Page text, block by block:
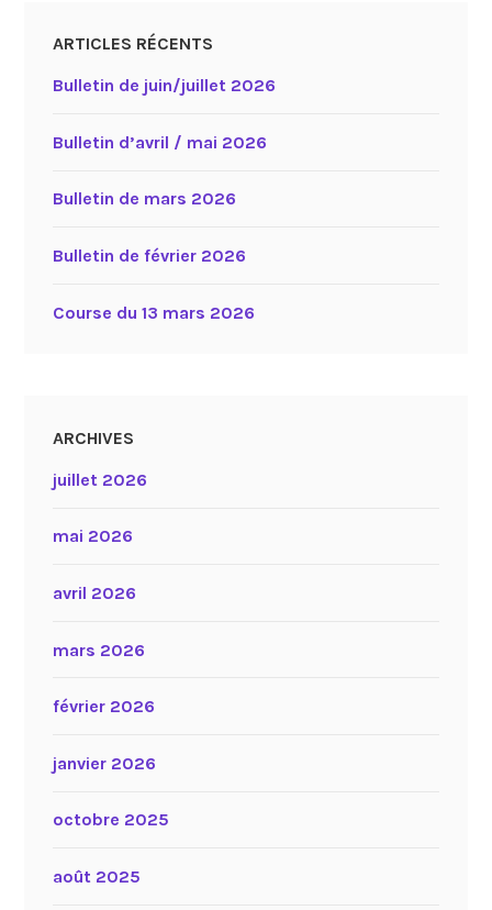
ARTICLES RÉCENTS
Bulletin de juin/juillet 2026
Bulletin d’avril / mai 2026
Bulletin de mars 2026
Bulletin de février 2026
Course du 13 mars 2026
ARCHIVES
juillet 2026
mai 2026
avril 2026
mars 2026
février 2026
janvier 2026
octobre 2025
août 2025